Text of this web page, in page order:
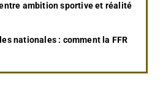
ambition sportive et réalité
nationales : comment la FFR